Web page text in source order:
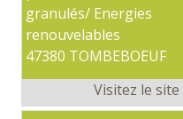
granulés/ Energies
renouvelables
47380 TOMBEBOEUF